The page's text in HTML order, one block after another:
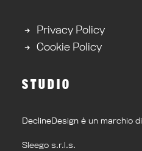
Privacy Policy
Cookie Policy
STUDIO
DeclineDesign è un marchio di
Sleego s.r.l.s.